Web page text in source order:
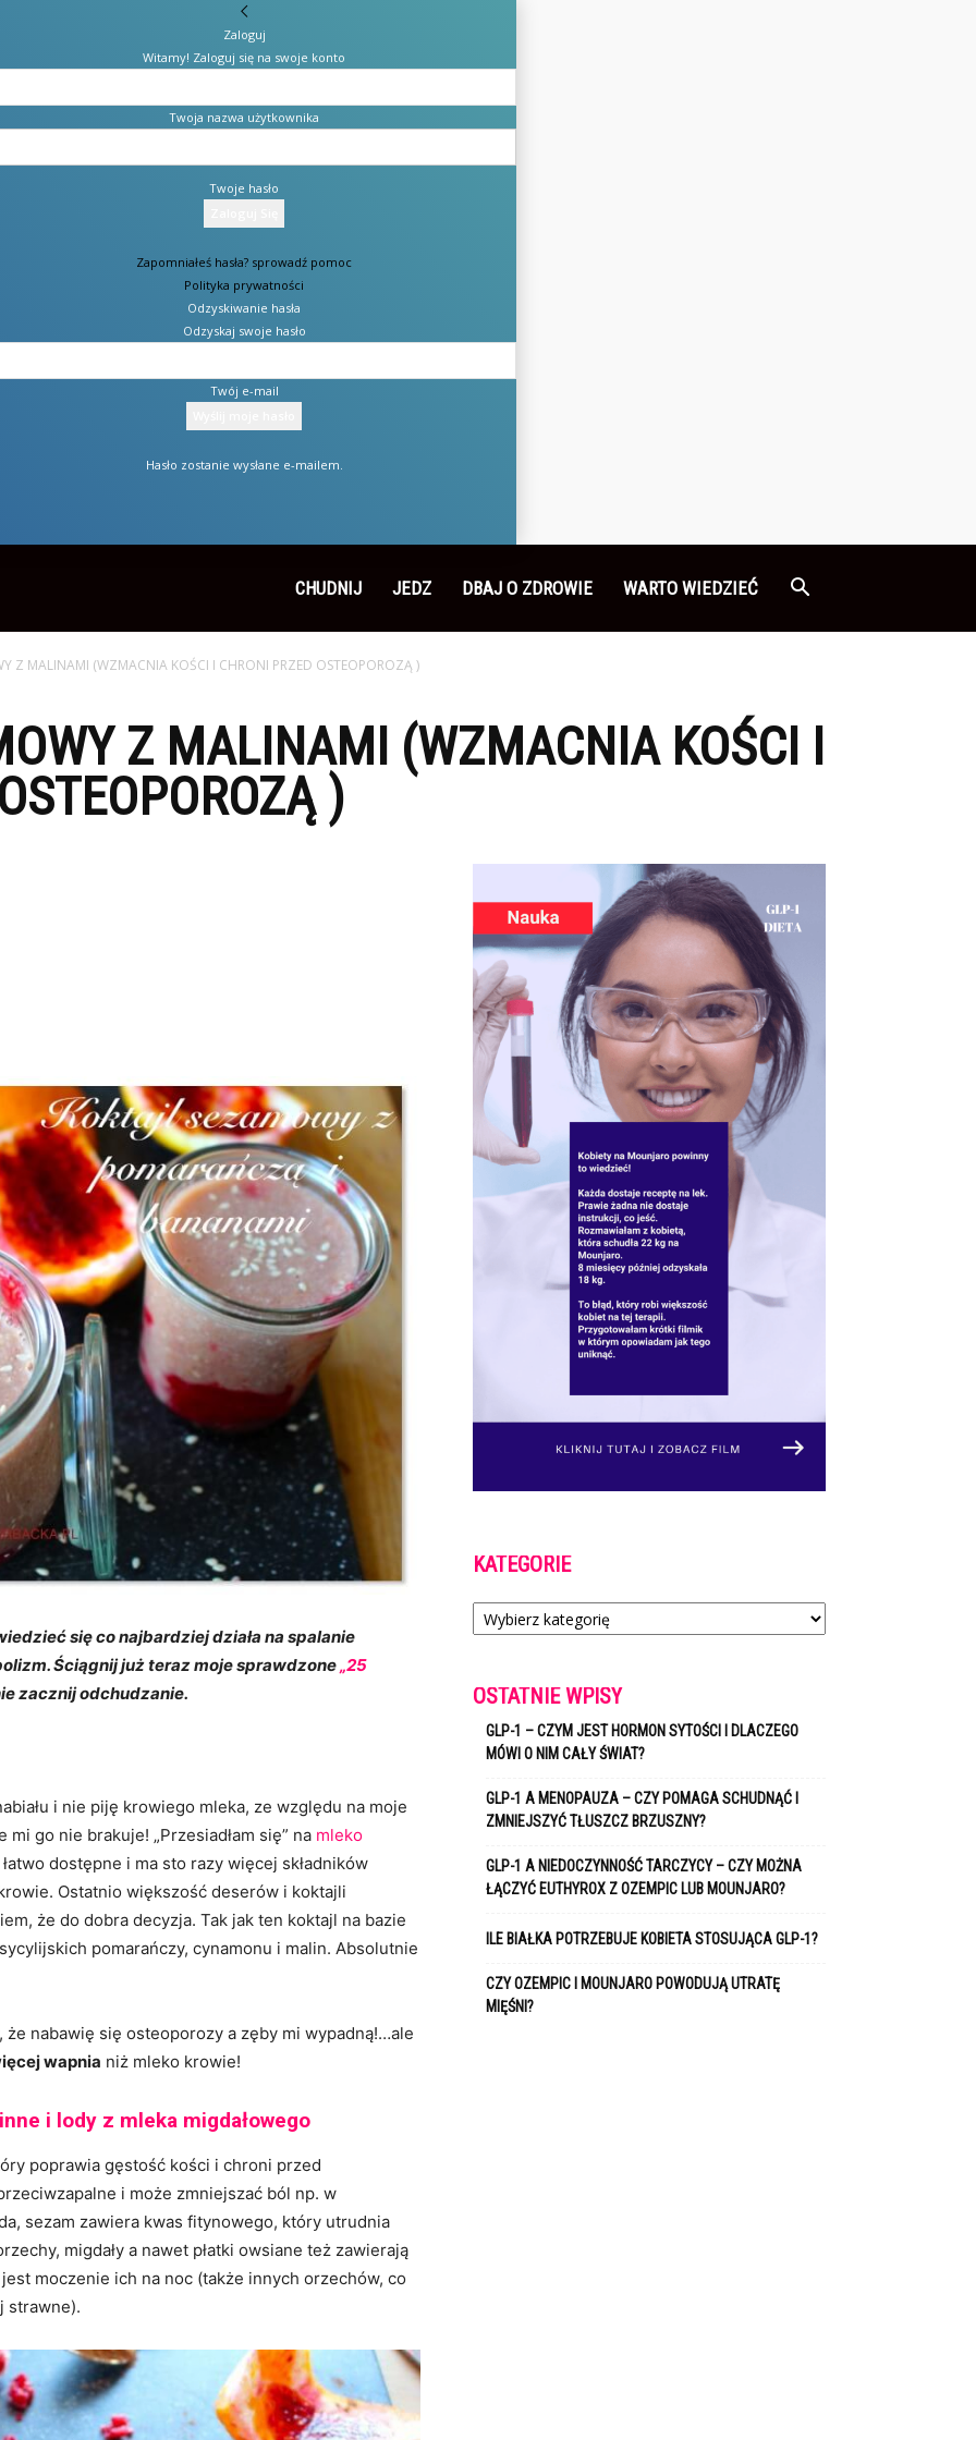
Zaloguj
Witamy! Zaloguj się na swoje konto
Twoja nazwa użytkownika
Twoje hasło
Zapomniałeś hasła? sprowadź pomoc
Polityka prywatności
Odzyskiwanie hasła
Odzyskaj swoje hasło
Twój e-mail
Hasło zostanie wysłane e-mailem.
CHUDNIJ JEDZ DBAJ O ZDROWIE WARTO WIEDZIEĆ
Z MALINAMI (WZMACNIA KOŚCI I CHRONI PRZED OSTEOPOROZĄ )
Z MALINAMI (WZMACNIA KOŚCI I
)
się co najbardziej działa na spalanie
Ściągnij już teraz moje sprawdzone„25
zacznij odchudzanie.
i nie piję krowiego mleka, ze względu na moje
go nie brakuje! „Przesiadłam się” na mleko
dostępne i ma sto razy więcej składników
Ostatnio większość deserów i koktajli
że do dobra decyzja. Tak jak ten koktajl na bazie
pomarańczy, cynamonu i malin. Absolutnie
że nabawię się osteoporozy a zęby mi wypadną!…ale
wapnia niż mleko krowie!
i lody z mleka migdałowego
poprawia gęstość kości i chroni przed
i może zmniejszać ból np. w
sezam zawiera kwas fitynowego, który utrudnia
migdały a nawet płatki owsiane też zawierają
moczenie ich na noc (także innych orzechów, co
strawne).
KATEGORIE
Kategorie
OSTATNIE WPISY
GLP-1 – CZYM JEST HORMON SYTOŚCI I DLACZEGO
MÓWI O NIM CAŁY ŚWIAT?
GLP-1 A MENOPAUZA – CZY POMAGA SCHUDNĄĆ I
ZMNIEJSZYĆ TŁUSZCZ BRZUSZNY?
GLP-1 A NIEDOCZYNNOŚĆ TARCZYCY – CZY MOŻNA
ŁĄCZYĆ EUTHYROX Z OZEMPIC LUB MOUNJARO?
ILE BIAŁKA POTRZEBUJE KOBIETA STOSUJĄCA GLP-1?
CZY OZEMPIC I MOUNJARO POWODUJĄ UTRATĘ
MIĘŚNI?